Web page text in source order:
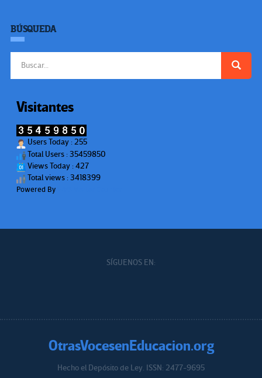
BÚSQUEDA
Visitantes
Users Today : 255
Total Users : 35459850
Views Today : 427
Total views : 3418399
Powered By
SÍGUENOS EN:
OtrasVocesenEducacion.org
Hecho el Depósito de Ley. ISSN: 2477-9695